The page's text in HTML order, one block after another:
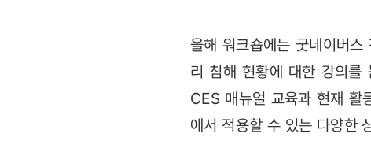
올해 워크숍에는 굿네이버
리 침해 현황에 대한 강의를
CES 매뉴얼 교육과 현재 활
에서 적용할 수 있는 다양한